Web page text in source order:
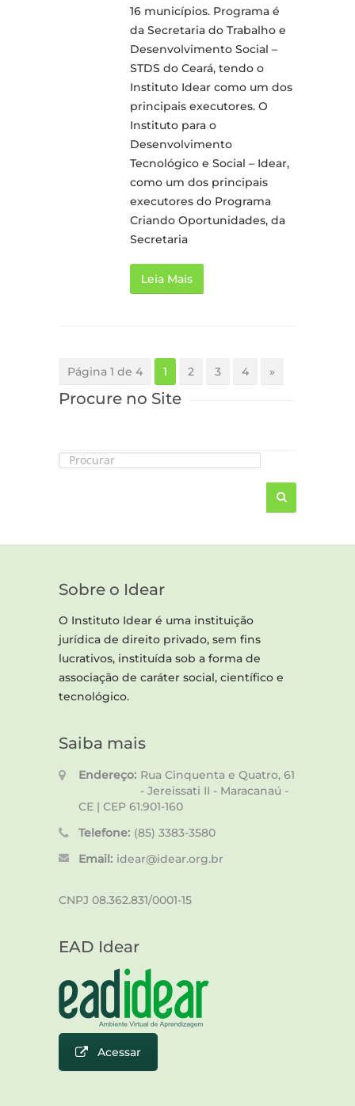
16 municípios. Programa é
da Secretaria do Trabalho e
Desenvolvimento Social –
STDS do Ceará, tendo o
Instituto Idear como um dos
principais executores. O
Instituto para o
Desenvolvimento
Tecnológico e Social – Idear,
como um dos principais
executores do Programa
Criando Oportunidades, da
Secretaria
Leia Mais
Página 1 de 4 1 2 3 4 »
Procure no Site
Sobre o Idear
O Instituto Idear é uma instituição
jurídica de direito privado, sem fins
lucrativos, instituída sob a forma de
associação de caráter social, científico e
tecnológico.
Saiba mais
Endereço: Rua Cinquenta e Quatro, 61
- Jereissati II - Maracanaú -
CE | CEP 61.901-160
Telefone: (85) 3383-3580
Email: idear@idear.org.br
CNPJ 08.362.831/0001-15
EAD Idear
Acessar